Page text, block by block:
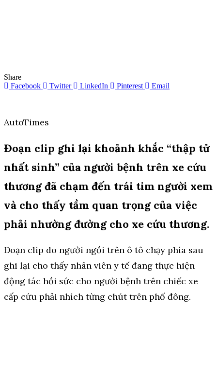
Share
Facebook
Twitter LinkedIn Pinterest Email
AutoTimes
Đoạn clip ghi lại khoảnh khắc “thập tử
nhất sinh” của người bệnh trên xe cứu
thương đã chạm đến trái tim người xem
và cho thấy tầm quan trọng của việc
phải nhường đường cho xe cứu thương.
Đoạn clip do người ngồi trên ô tô chạy phía sau
ghi lại cho thấy nhân viên y tế đang thực hiện
động tác hồi sức cho người bệnh trên chiếc xe
cấp cứu phải nhích từng chút trên phố đông.